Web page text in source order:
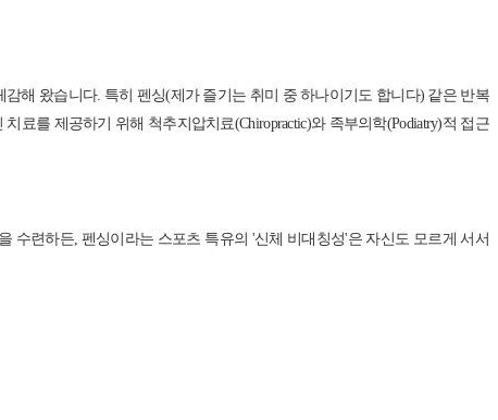
해 왔습니다. 특히 펜싱(제가 즐기는 취미 중 하나이기도 합니다) 같은 반복
를 제공하기 위해 척추지압치료(Chiropractic)와 족부의학(Podiatry)적 접근
수련하든, 펜싱이라는 스포츠 특유의 '신체 비대칭성'은 자신도 모르게 서서